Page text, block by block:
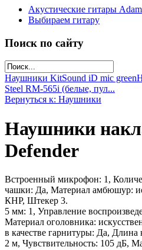
Акустические гитары
Выбираем гитару
Поиск по сайту
Наушники KitSound iD mic green
Steel RM-565i (белые, пул...
Вернуться к: Наушники
Наушники
Defender
Встроенный микрофон: 1,
чашки: Да, Материал амбюшур:
КНР, Штекер 3.
5 мм: 1, Управление
Материал оголовника:
в качестве гарнитуры: Да, Длина
2 м, Чувствительность: 105 дБ,